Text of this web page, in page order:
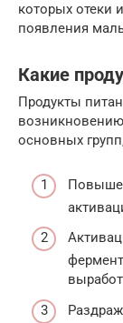
которых отеки
появления
Какие
Продукты
основных